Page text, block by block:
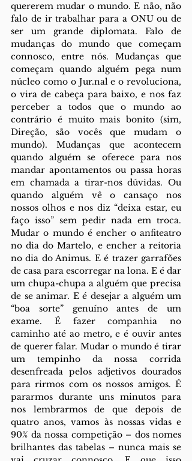
quererem mudar o mundo. E não, não
falo de ir trabalhar para a ONU ou de
ser um grande diplomata. Falo de
mudanças do mundo que começam
connosco, entre nós. Mudanças que
começam quando alguém pega num
núcleo como o Jur.nal e o revoluciona,
o vira de cabeça para baixo, e nos faz
perceber a todos que o mundo ao
contrário é muito mais bonito (sim,
Direção, são vocês que mudam o
mundo). Mudanças que acontecem
quando alguém se oferece para nos
mandar apontamentos ou passa horas
em chamada a tirar-nos dúvidas. Ou
quando alguém vê o cansaço nos
nossos olhos e nos diz “deixa estar, eu
faço isso” sem pedir nada em troca.
Mudar o mundo é encher o anfiteatro
no dia do Martelo, e encher a reitoria
no dia do Animus. E é trazer garrafões
de casa para escorregar na lona. E é dar
um chupa-chupa a alguém que precisa
de se animar. E é desejar a alguém um
“boa sorte” genuíno antes de um
exame. É fazer companhia no
caminho até ao metro, e é ouvir antes
de querer falar. Mudar o mundo é tirar
um tempinho da nossa corrida
desenfreada pelos adjetivos dourados
para rirmos com os nossos amigos. É
pararmos durante uns minutos para
nos lembrarmos de que depois de
quatro anos, vamos às nossas vidas e
90% da nossa competição – dos nomes
brilhantes das tabelas – nunca mais se